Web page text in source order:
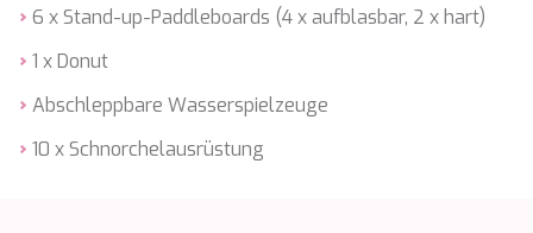
6 x Stand-up-Paddleboards (4 x aufblasbar, 2 x hart)
1 x Donut
Abschleppbare Wasserspielzeuge
10 x Schnorchelausrüstung
INDIGO STAR I
INSIEME
ISLAND HEIRESS
JASALI II